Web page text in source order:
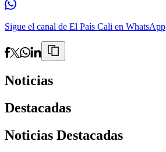
Sigue el canal de El País Cali en WhatsApp
Noticias
Destacadas
Noticias Destacadas